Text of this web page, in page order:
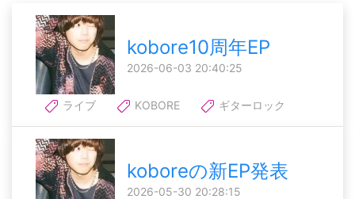
kobore10周年EP
2026-06-03 20:40:25
ライブ KOBORE ギターロック
koboreの新EP発表
2026-05-30 20:28:15